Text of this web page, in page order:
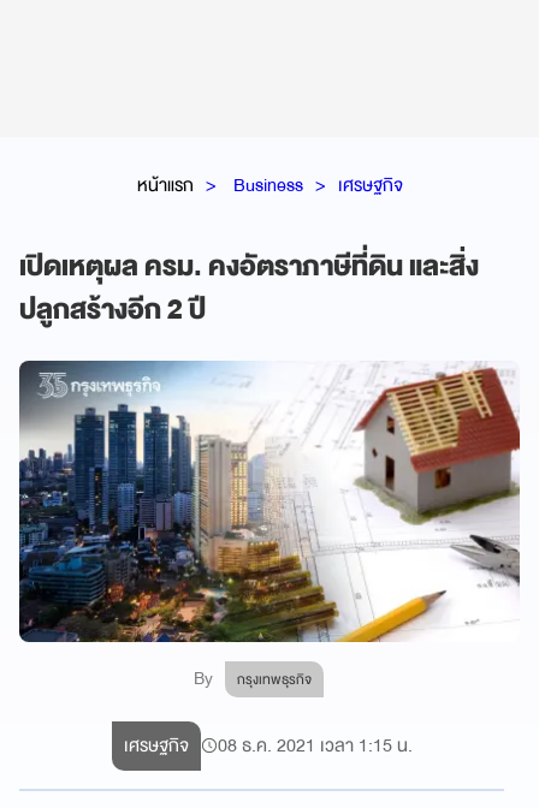
หน้าแรก Business เศรษฐกิจ
เปิดเหตุผล ครม. คงอัตราภาษีที่ดิน และสิ่ง
ปลูกสร้างอีก 2 ปี
By กรุงเทพธุรกิจ
เศรษฐกิจ 08 ธ.ค. 2021 เวลา 1:15 น.